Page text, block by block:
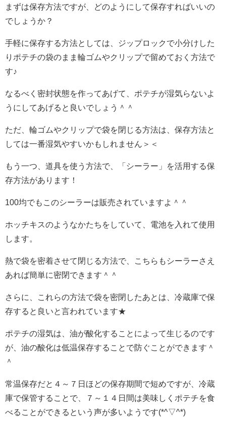
まずは保存方法ですが、どのようにして保存すればいいの
でしょうか？
手軽に保存する方法としては、ジップロックで小分けした
りポテチの袋のまま輪ゴムやクリップで留めておく方法で
す♪
なるべく密封状態を作ってあげて、ポテチが湿気らないよ
うにしてあげると良いでしょう＾＾
ただ、輪ゴムやクリップで袋を閉じる方法は、保存方法と
しては一番湿気やすいかもしれません＞＜
もう一つ、道具を使う方法で、「シーラー」を活用する保
存方法があります！
100均でもこのシーラーは販売されていますよ＾＾
ホッチキスのようなかたちをしていて、電池を入れて使用
します。
熱で袋を密着させて閉じる方法で、こちらもシーラーさえ
あれば簡単に密閉できます＾＾
さらに、これらの方法で袋を密閉したあとは、冷蔵庫で保
存すると良いと言われています★
ポテチの湿気は、油が酸化することによって生じるのです
が、油の酸化は低温保存することで防ぐことができます＾
＾
常温保存だと４～７日ほどの保存期間で短めですが、冷蔵
庫で保管することで、７～１４日間は美味しくポテチを食
べることができるという声が多いようです(*^▽^*)